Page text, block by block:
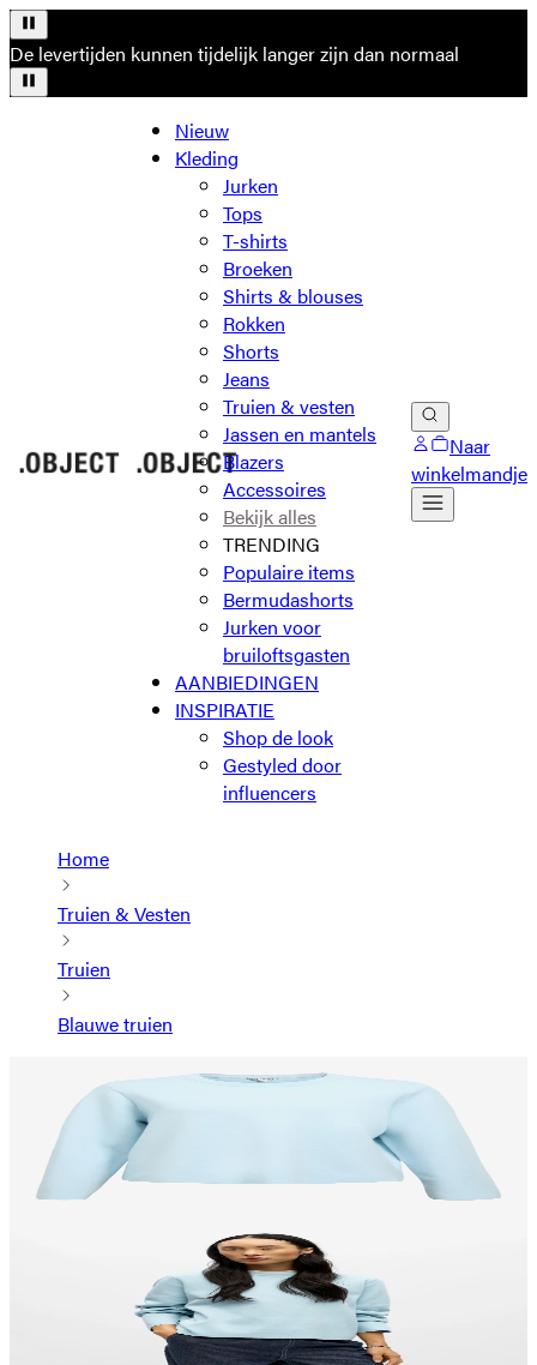
De levertijden kunnen tijdelijk langer zijn dan normaal
Nieuw
Kleding
Jurken
Tops
T-shirts
Broeken
Shirts & blouses
Rokken
Shorts
Jeans
Truien & vesten
Jassen en mantels
Blazers
Accessoires
Bekijk alles
TRENDING
Populaire items
Bermudashorts
Jurken voor
bruiloftsgasten
AANBIEDINGEN
INSPIRATIE
Shop de look
Gestyled door
influencers
Naar
winkelmandje
Home
Truien & Vesten
Truien
Blauwe truien